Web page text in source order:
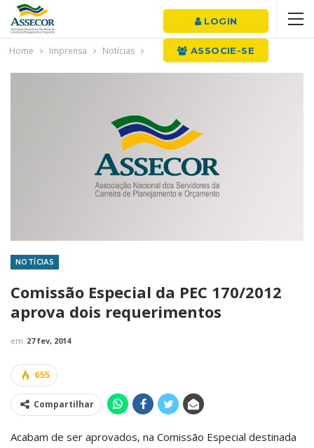
LOGIN
ASSOCIE-SE
Home Imprensa Notícias
NOTÍCIAS
Comissão Especial da PEC 170/2012
aprova dois requerimentos
em 27 fev, 2014
655
Compartilhar
Acabam de ser aprovados, na Comissão Especial destinada